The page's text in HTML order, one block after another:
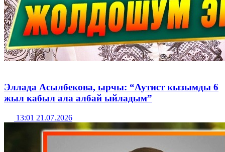
Эллада Асылбекова, ырчы: “Аутист кызымды 6
жыл кабыл ала албай ыйладым”
13:01 21.07.2026